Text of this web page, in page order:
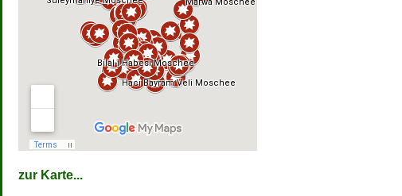
zur Karte...